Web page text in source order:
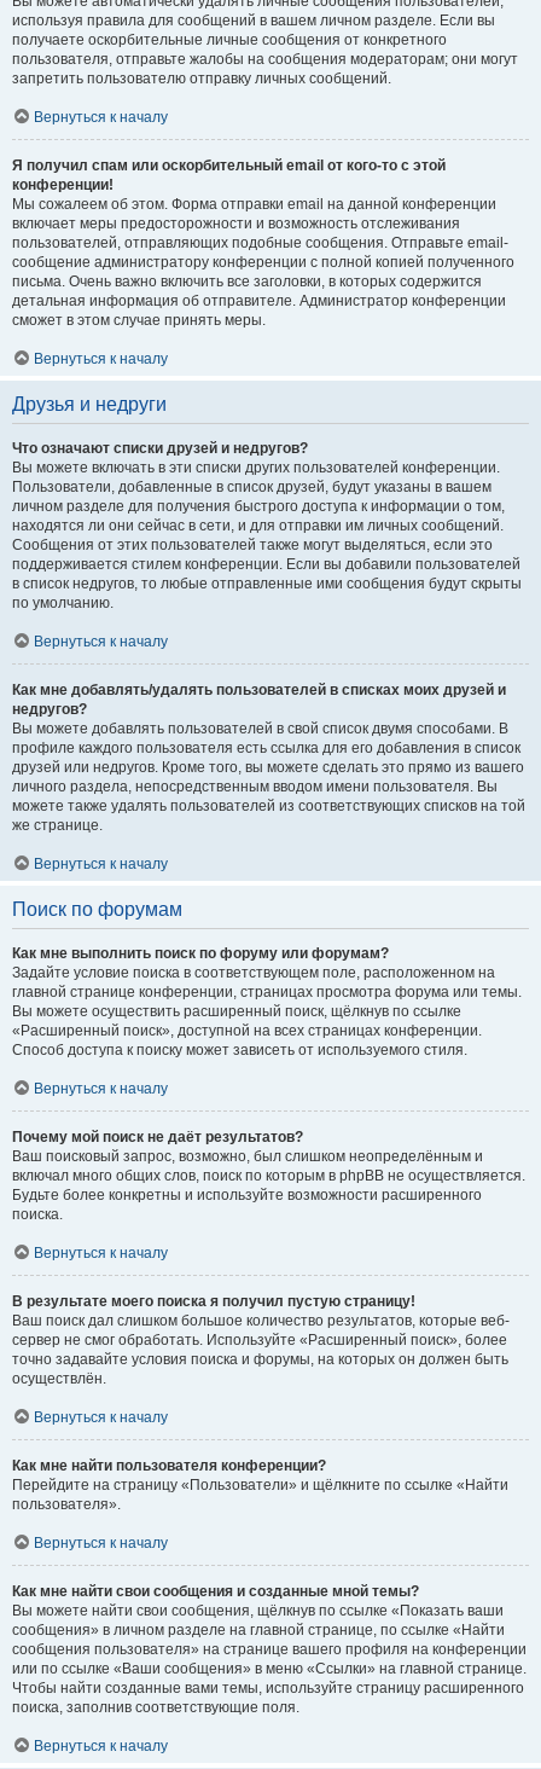
используя правила для сообщений в вашем личном разделе. Если вы
получаете оскорбительные личные сообщения от конкретного
пользователя, отправьте жалобы на сообщения модераторам; они могут
запретить пользователю отправку личных сообщений.
Вернуться к началу
Я получил спам или оскорбительный email от кого-то с этой
конференции!
Мы сожалеем об этом. Форма отправки email на данной конференции
включает меры предосторожности и возможность отслеживания
пользователей, отправляющих подобные сообщения. Отправьте email-
сообщение администратору конференции с полной копией полученного
письма. Очень важно включить все заголовки, в которых содержится
детальная информация об отправителе. Администратор конференции
сможет в этом случае принять меры.
Вернуться к началу
Друзья и недруги
Что означают списки друзей и недругов?
Вы можете включать в эти списки других пользователей конференции.
Пользователи, добавленные в список друзей, будут указаны в вашем
личном разделе для получения быстрого доступа к информации о том,
находятся ли они сейчас в сети, и для отправки им личных сообщений.
Сообщения от этих пользователей также могут выделяться, если это
поддерживается стилем конференции. Если вы добавили пользователей
в список недругов, то любые отправленные ими сообщения будут скрыты
по умолчанию.
Вернуться к началу
Как мне добавлять/удалять пользователей в списках моих друзей и
недругов?
Вы можете добавлять пользователей в свой список двумя способами. В
профиле каждого пользователя есть ссылка для его добавления в список
друзей или недругов. Кроме того, вы можете сделать это прямо из вашего
личного раздела, непосредственным вводом имени пользователя. Вы
можете также удалять пользователей из соответствующих списков на той
же странице.
Вернуться к началу
Поиск по форумам
Как мне выполнить поиск по форуму или форумам?
Задайте условие поиска в соответствующем поле, расположенном на
главной странице конференции, страницах просмотра форума или темы.
Вы можете осуществить расширенный поиск, щёлкнув по ссылке
«Расширенный поиск», доступной на всех страницах конференции.
Способ доступа к поиску может зависеть от используемого стиля.
Вернуться к началу
Почему мой поиск не даёт результатов?
Ваш поисковый запрос, возможно, был слишком неопределённым и
включал много общих слов, поиск по которым в phpBB не осуществляется.
Будьте более конкретны и используйте возможности расширенного
поиска.
Вернуться к началу
В результате моего поиска я получил пустую страницу!
Ваш поиск дал слишком большое количество результатов, которые веб-
сервер не смог обработать. Используйте «Расширенный поиск», более
точно задавайте условия поиска и форумы, на которых он должен быть
осуществлён.
Вернуться к началу
Как мне найти пользователя конференции?
Перейдите на страницу «Пользователи» и щёлкните по ссылке «Найти
пользователя».
Вернуться к началу
Как мне найти свои сообщения и созданные мной темы?
Вы можете найти свои сообщения, щёлкнув по ссылке «Показать ваши
сообщения» в личном разделе на главной странице, по ссылке «Найти
сообщения пользователя» на странице вашего профиля на конференции
или по ссылке «Ваши сообщения» в меню «Ссылки» на главной странице.
Чтобы найти созданные вами темы, используйте страницу расширенного
поиска, заполнив соответствующие поля.
Вернуться к началу